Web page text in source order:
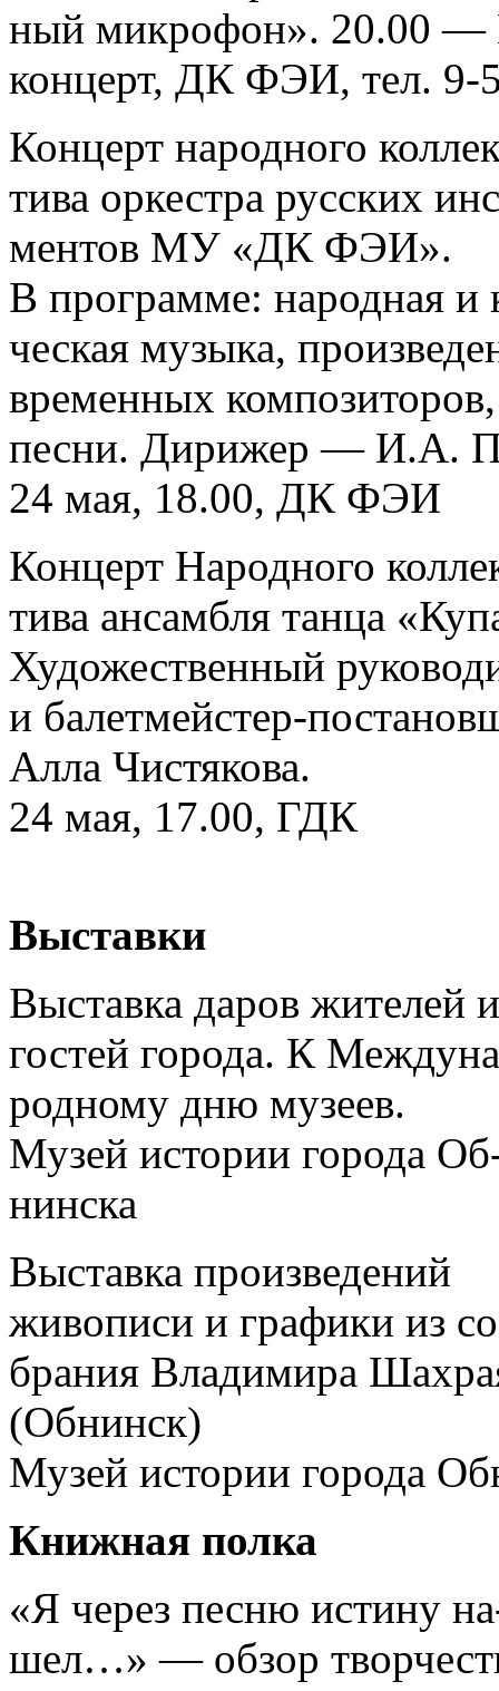
ный микрофон». 20.00 —
концерт, ДК ФЭИ, тел. 9-
Концерт народного
тива оркестра русских
ментов МУ «ДК ФЭИ».
В программе: народная и
ческая музыка,
временных
песни. Дирижер — И.А.
24 мая, 18.00, ДК ФЭИ
Концерт Народного
тива ансамбля танца
Художественный
и балетмейстер-
Алла Чистякова.
24 мая, 17.00, ГДК
Выставки
Выставка даров жителей и
гостей города. К
родному дню музеев.
Музей истории города
нинска
Выставка произведений
живописи и графики из
брания Владимира
(Обнинск)
Музей истории города
Книжная полка
«Я через песню истину
шел…» — обзор